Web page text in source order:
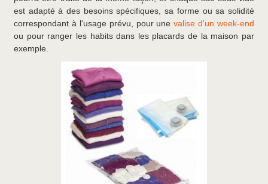
est adapté à des besoins spécifiques, sa forme ou sa solidité
correspondant à l'usage prévu, pour unevalise d'un week-end
ou pour ranger les habits dans les placards de la maison par
exemple.